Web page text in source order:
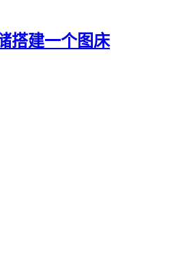
搭建一个图床